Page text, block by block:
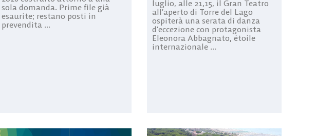
sola domanda. Prime file già
esaurite; restano posti in
prevendita ...
luglio, alle 21,15, il Gran Teatro
all’aperto di Torre del Lago
ospiterà una serata di danza
d’eccezione con protagonista
Eleonora Abbagnato, étoile
internazionale ...